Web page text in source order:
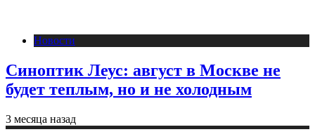
Новости
Синоптик Леус: август в Москве не
будет теплым, но и не холодным
3 месяца назад